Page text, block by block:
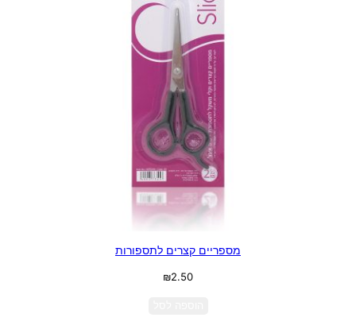
מספריים קצרים לתספורות
₪2.50